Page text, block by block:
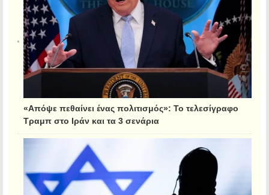
«Απόψε πεθαίνει ένας πολιτισμός»: Το τελεσίγραφο
Τραμπ στο Ιράν και τα 3 σενάρια